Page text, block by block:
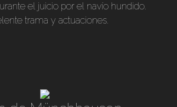
el juicio por el navío hundido.
trama y actuaciones.